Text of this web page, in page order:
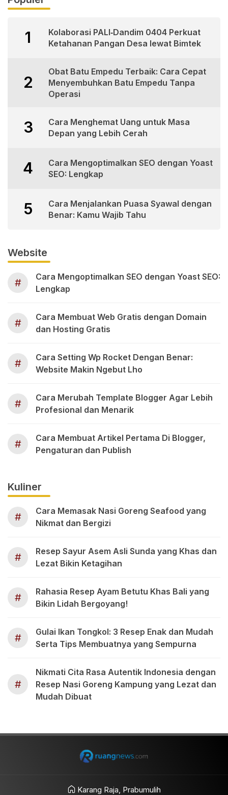
1
Kolaborasi PALI‑Dandim 0404 Perkuat
Ketahanan Pangan Desa lewat Bimtek
2
Obat Batu Empedu Terbaik: Cara Cepat
Menyembuhkan Batu Empedu Tanpa
Operasi
3
Cara Menghemat Uang untuk Masa
Depan yang Lebih Cerah
4
Cara Mengoptimalkan SEO dengan Yoast
SEO: Lengkap
5
Cara Menjalankan Puasa Syawal dengan
Benar: Kamu Wajib Tahu
Website
#
Cara Mengoptimalkan SEO dengan Yoast SEO:
Lengkap
#
Cara Membuat Web Gratis dengan Domain
dan Hosting Gratis
#
Cara Setting Wp Rocket Dengan Benar:
Website Makin Ngebut Lho
#
Cara Merubah Template Blogger Agar Lebih
Profesional dan Menarik
#
Cara Membuat Artikel Pertama Di Blogger,
Pengaturan dan Publish
Kuliner
#
Cara Memasak Nasi Goreng Seafood yang
Nikmat dan Bergizi
#
Resep Sayur Asem Asli Sunda yang Khas dan
Lezat Bikin Ketagihan
#
Rahasia Resep Ayam Betutu Khas Bali yang
Bikin Lidah Bergoyang!
#
Gulai Ikan Tongkol: 3 Resep Enak dan Mudah
Serta Tips Membuatnya yang Sempurna
#
Nikmati Cita Rasa Autentik Indonesia dengan
Resep Nasi Goreng Kampung yang Lezat dan
Mudah Dibuat
Karang Raja, Prabumulih